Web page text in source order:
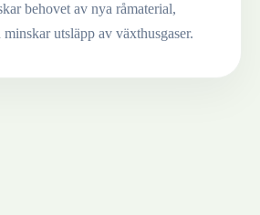
behovet av nya råmaterial,
utsläpp av växthusgaser.